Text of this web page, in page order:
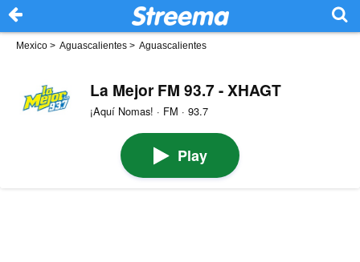
Mexico > Aguascalientes > Aguascalientes
La Mejor FM 93.7 - XHAGT
¡Aquí Nomas! · FM · 93.7
Play